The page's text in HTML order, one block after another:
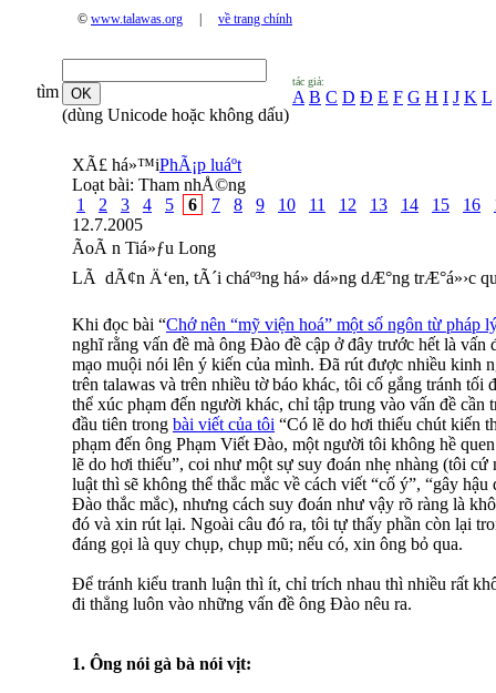
© www.talawas.org về trang chính
tìm
(dùng Unicode hoặc không dấu)
tác giả:
A B C D Đ E F G H I J K L
XÃ£ há»™iPhÃ¡p luáº­t
Loạt bài: Tham nhÅ©ng
1
2 3 4 5 6 7 8 9 10 11 12 13 14 15 16
12.7.2005
ÃoÃ n Tiá»ƒu Long
LÃ dÃ¢n Ä‘en, tÃ´i cháº³ng há» dá»­ng dÆ°ng trÆ°á»›c
Khi đọc bài “Chớ nên “mỹ viện hoá” một số ngôn từ pháp
nghĩ rằng vấn đề mà ông Ðào đề cập ở đây trước hết là vấn
mạo muội nói lên ý kiến của mình. Ðã rút được nhiều kinh
trên talawas và trên nhiều tờ báo khác, tôi cố gắng tránh tối
thể xúc phạm đến người khác, chỉ tập trung vào vấn đề
đầu tiên trong bài viết của tôi “Có lẽ do hơi thiếu chút kiến
phạm đến ông Phạm Viết Ðào, một người tôi không hề
lẽ do hơi thiếu”, coi như một sự suy đoán nhẹ nhàng (tôi
luật thì sẽ không thể thắc mắc về cách viết “cố ý”, “gây
Ðào thắc mắc), nhưng cách suy đoán như vậy rõ ràng là
đó và xin rút lại. Ngoài câu đó ra, tôi tự thấy phần còn lại
đáng gọi là quy chụp, chụp mũ; nếu có, xin ông bỏ qua.
Ðể tránh kiểu tranh luận thì ít, chỉ trích nhau thì nhiều rất
đi thẳng luôn vào những vấn đề ông Ðào nêu ra.
1. Ông nói gà bà nói vịt: